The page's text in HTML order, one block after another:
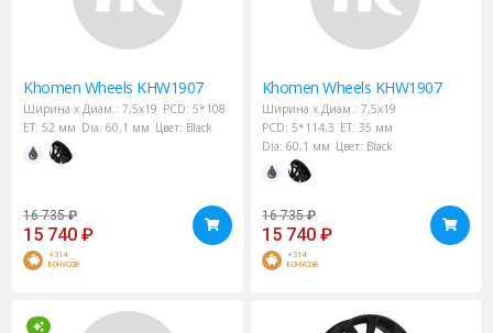
Khomen Wheels KHW1907
Ширина х Диам.: 7,5x19 PCD: 5*108
ET: 52 мм Dia: 60,1 мм Цвет: Black
16 735 ₽
15 740 ₽
+314
БОНУСОВ
Khomen Wheels KHW1907
Ширина х Диам.: 7,5x19
PCD: 5*114,3 ET: 35 мм
Dia: 60,1 мм Цвет: Black
16 735 ₽
15 740 ₽
+314
БОНУСОВ